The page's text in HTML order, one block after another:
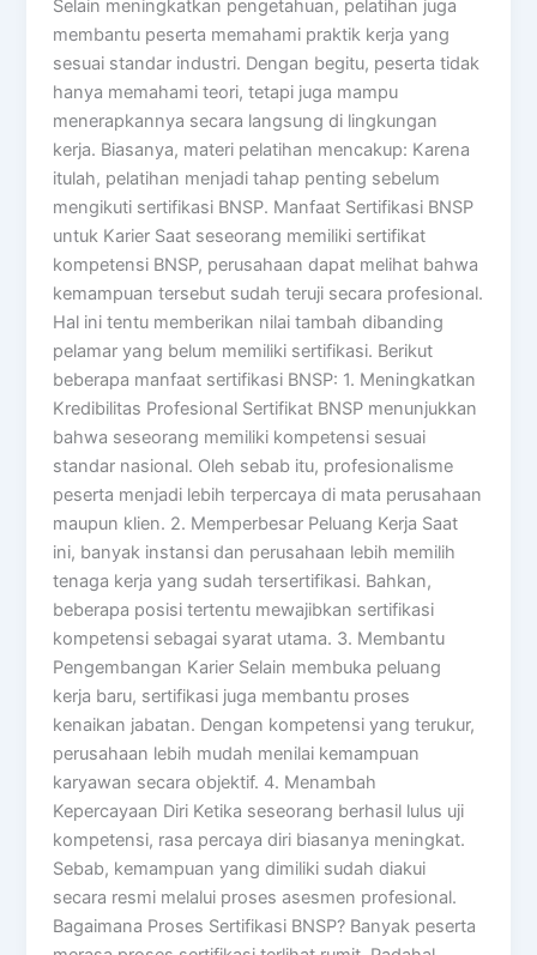
Selain meningkatkan pengetahuan, pelatihan juga
membantu peserta memahami praktik kerja yang
sesuai standar industri. Dengan begitu, peserta tidak
hanya memahami teori, tetapi juga mampu
menerapkannya secara langsung di lingkungan
kerja. Biasanya, materi pelatihan mencakup: Karena
itulah, pelatihan menjadi tahap penting sebelum
mengikuti sertifikasi BNSP. Manfaat Sertifikasi BNSP
untuk Karier Saat seseorang memiliki sertifikat
kompetensi BNSP, perusahaan dapat melihat bahwa
kemampuan tersebut sudah teruji secara profesional.
Hal ini tentu memberikan nilai tambah dibanding
pelamar yang belum memiliki sertifikasi. Berikut
beberapa manfaat sertifikasi BNSP: 1. Meningkatkan
Kredibilitas Profesional Sertifikat BNSP menunjukkan
bahwa seseorang memiliki kompetensi sesuai
standar nasional. Oleh sebab itu, profesionalisme
peserta menjadi lebih terpercaya di mata perusahaan
maupun klien. 2. Memperbesar Peluang Kerja Saat
ini, banyak instansi dan perusahaan lebih memilih
tenaga kerja yang sudah tersertifikasi. Bahkan,
beberapa posisi tertentu mewajibkan sertifikasi
kompetensi sebagai syarat utama. 3. Membantu
Pengembangan Karier Selain membuka peluang
kerja baru, sertifikasi juga membantu proses
kenaikan jabatan. Dengan kompetensi yang terukur,
perusahaan lebih mudah menilai kemampuan
karyawan secara objektif. 4. Menambah
Kepercayaan Diri Ketika seseorang berhasil lulus uji
kompetensi, rasa percaya diri biasanya meningkat.
Sebab, kemampuan yang dimiliki sudah diakui
secara resmi melalui proses asesmen profesional.
Bagaimana Proses Sertifikasi BNSP? Banyak peserta